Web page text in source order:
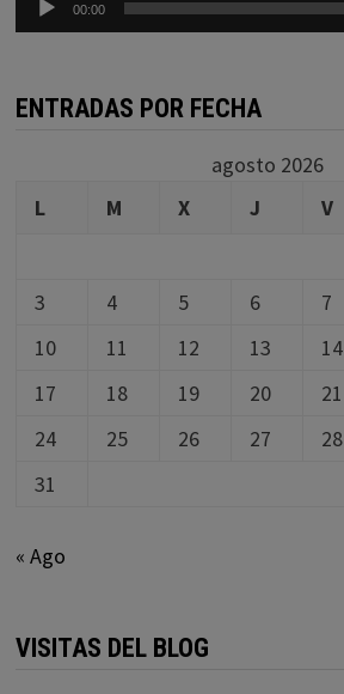
00:00
ENTRADAS POR FECHA
agosto 2026
L
M X J V
3
4 5 6 7
10
11 12 13 14
17
18 19 20 21
24
25 26 27 28
31
« Ago
VISITAS DEL BLOG